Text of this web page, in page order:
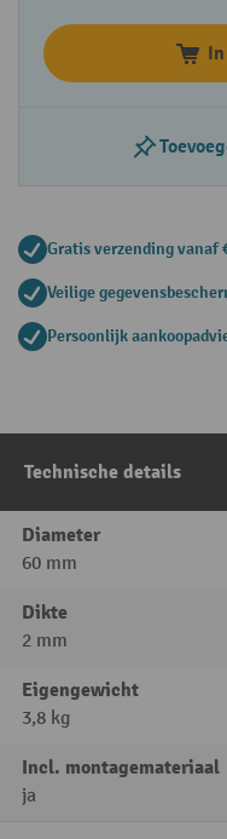
Gratis verzending vanaf
Veilige
Persoonlijk
Technische details
Diameter
60 mm
Dikte
2 mm
Eigengewicht
3,8 kg
Incl. montagemateriaal
ja